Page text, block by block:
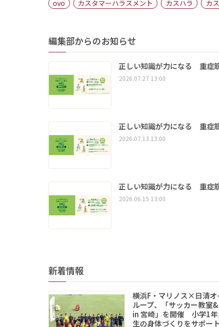
ovo カスタマーハラスメント カスハラ カ
編集部からのお知らせ
正しい知識が力になる 重症
2026.07.27 13:00
正しい知識が力になる 重症
2026.07.13 13:00
正しい知識が力になる 重症
2026.06.15 13:00
新着情報
横浜F・マリノス×日清オ
ループ、「サッカー教室
in 宮崎」を開催 小学1
生の身体づくりをサポー